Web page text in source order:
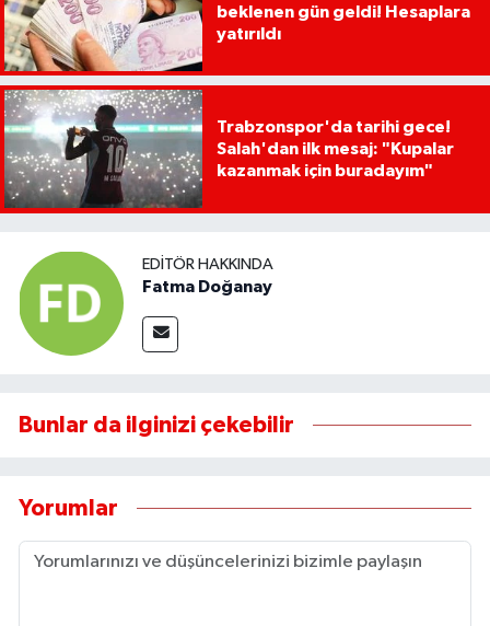
beklenen gün geldi! Hesaplara
yatırıldı
Trabzonspor'da tarihi gece!
Salah'dan ilk mesaj: "Kupalar
kazanmak için buradayım"
EDITÖR HAKKINDA
Fatma Doğanay
Bunlar da ilginizi çekebilir
Yorumlar